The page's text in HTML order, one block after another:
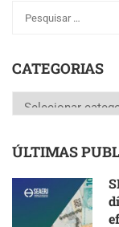
CATEGORIAS
Categorias
ÚLTIMAS